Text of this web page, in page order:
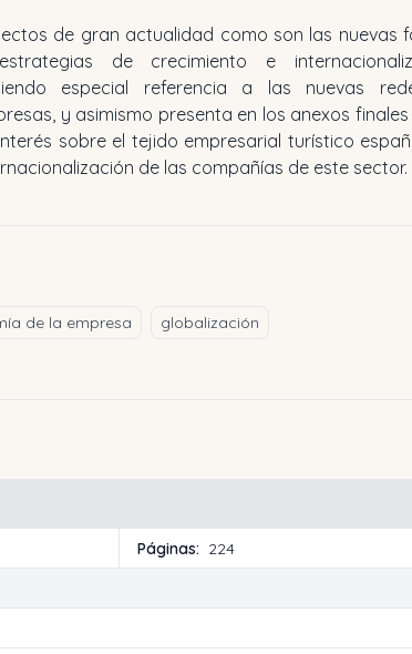
de las compañías de este sector.
de la empresa globalización
Páginas: 224